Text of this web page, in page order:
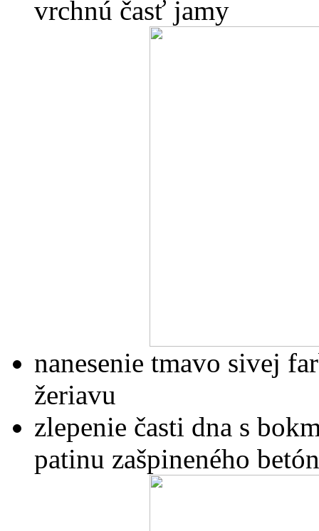
vrchnú časť jamy
nanesenie tmavo sivej
žeriavu
zlepenie časti dna s
patinu zašpineného